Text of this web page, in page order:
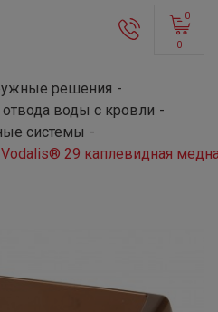
0
0
решения
воды с кровли
системы
29 каплевидная